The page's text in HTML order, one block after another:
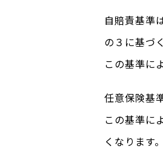
自賠責基準
の３に基づ
この基準に
任意保険基
この基準に
くなります。